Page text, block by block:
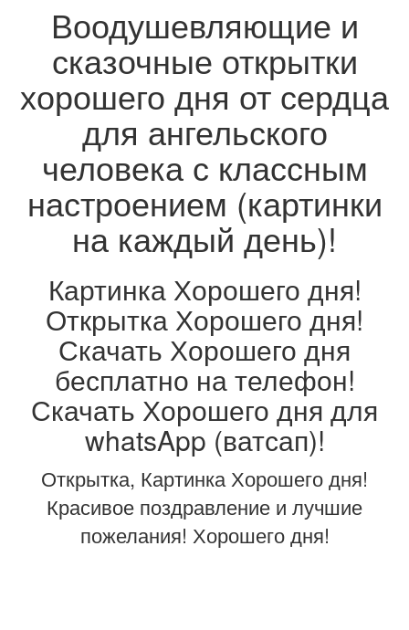
Воодушевляющие и
сказочные открытки
хорошего дня от сердца
для ангельского
человека с классным
настроением (картинки
на каждый день)!
Картинка Хорошего дня!
Открытка Хорошего дня!
Скачать Хорошего дня
бесплатно на телефон!
Скачать Хорошего дня для
whatsApp (ватсап)!
Открытка, Картинка Хорошего дня!
Красивое поздравление и лучшие
пожелания! Хорошего дня!